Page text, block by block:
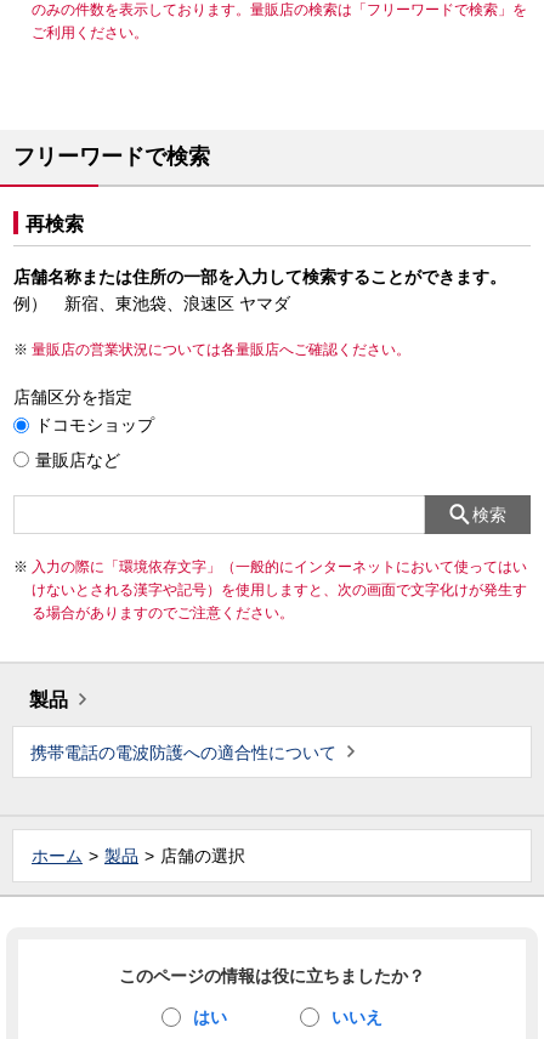
のみの件数を表示しております。量販店の検索は「フリーワードで検索」を
ご利用ください。
フリーワードで検索
再検索
店舗名称または住所の一部を入力して検索することができます。
例） 新宿、東池袋、浪速区 ヤマダ
量販店の営業状況については各量販店へご確認ください。
店舗区分を指定
ドコモショップ
量販店など
検索
入力の際に「環境依存文字」（一般的にインターネットにおいて使ってはい
けないとされる漢字や記号）を使用しますと、次の画面で文字化けが発生す
る場合がありますのでご注意ください。
製品
携帯電話の電波防護への適合性について
ホーム 製品 店舗の選択
このページの情報は役に立ちましたか？
はい いいえ